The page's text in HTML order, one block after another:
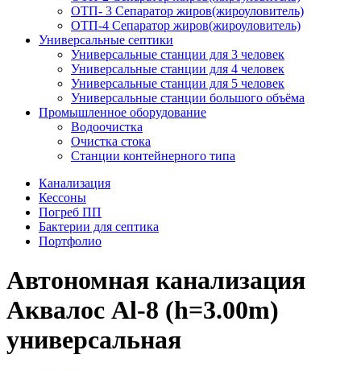
ОТП- 3 Сепаратор жиров(жироуловитель)
ОТП-4 Сепаратор жиров(жироуловитель)
Универсальные септики
Универсальные станции для 3 человек
Универсальные станции для 4 человек
Универсальные станции для 5 человек
Универсальные станции большого объёма
Промышленное оборудование
Водоочистка
Очистка стока
Станции контейнерного типа
Канализация
Кессоны
Погреб ПП
Бактерии для септика
Портфолио
Автономная канализация
Аквалос Al-8 (h=3.00m)
универсальная